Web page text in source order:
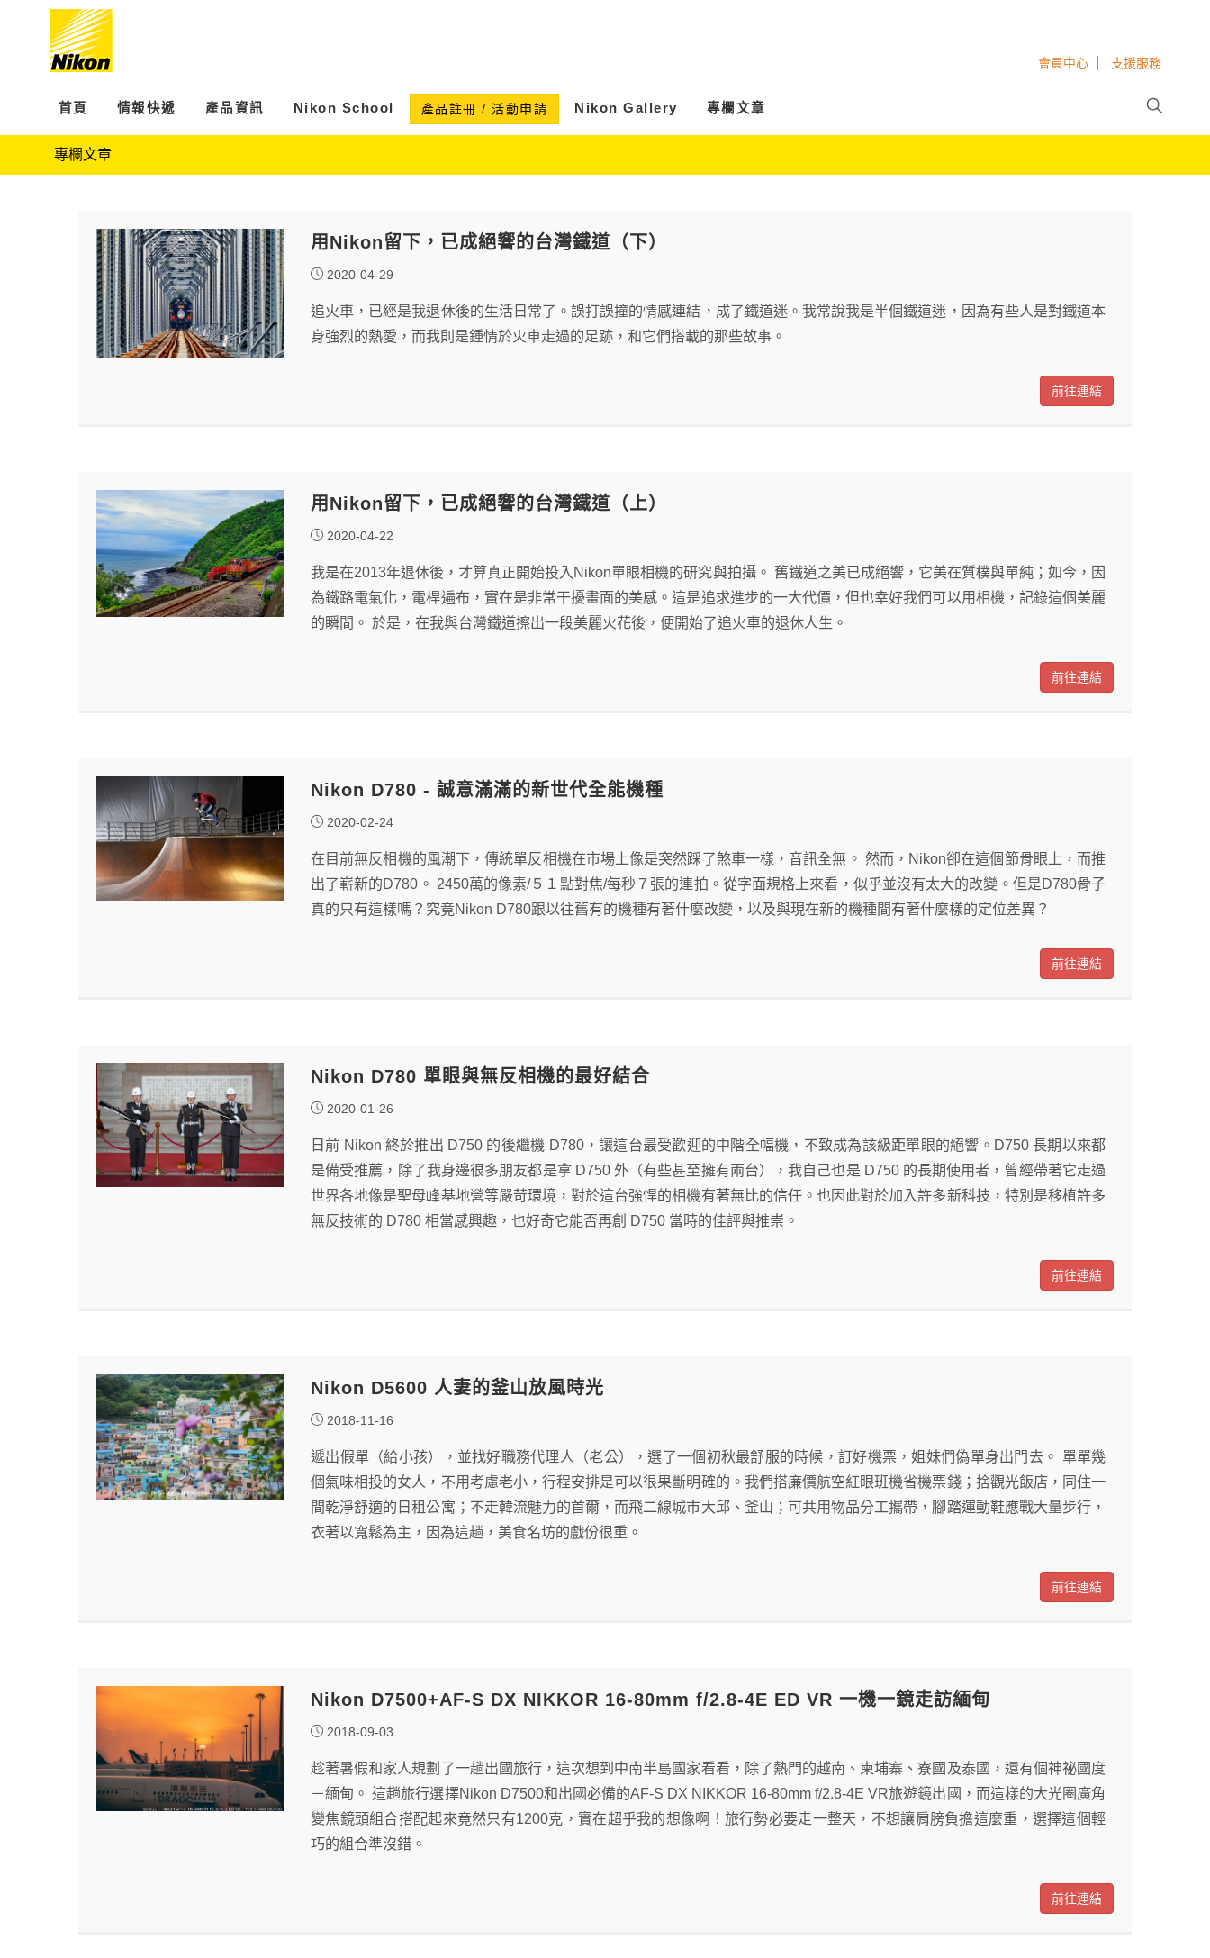
會員中心 支援服務
首頁 情報快遞 產品資訊 Nikon School 產品註冊 / 活動申請 Nikon Gallery 專欄文章
專欄文章
用Nikon留下，已成絕響的台灣鐵道（下）
2020-04-29
追火車，已經是我退休後的生活日常了。誤打誤撞的情感連結，成了鐵道迷。我常說我是半個鐵道迷，因為有些人是對鐵道本
身強烈的熱愛，而我則是鍾情於火車走過的足跡，和它們搭載的那些故事。
前往連結
用Nikon留下，已成絕響的台灣鐵道（上）
2020-04-22
我是在2013年退休後，才算真正開始投入Nikon單眼相機的研究與拍攝。 舊鐵道之美已成絕響，它美在質樸與單純；如今，因
為鐵路電氣化，電桿遍布，實在是非常干擾畫面的美感。這是追求進步的一大代價，但也幸好我們可以用相機，記錄這個美麗
的瞬間。 於是，在我與台灣鐵道擦出一段美麗火花後，便開始了追火車的退休人生。
前往連結
Nikon D780 - 誠意滿滿的新世代全能機種
2020-02-24
在目前無反相機的風潮下，傳統單反相機在市場上像是突然踩了煞車一樣，音訊全無。 然而，Nikon卻在這個節骨眼上，而推
出了嶄新的D780。 2450萬的像素/５１點對焦/每秒７張的連拍。從字面規格上來看，似乎並沒有太大的改變。但是D780骨子
真的只有這樣嗎？究竟Nikon D780跟以往舊有的機種有著什麼改變，以及與現在新的機種間有著什麼樣的定位差異？
前往連結
Nikon D780 單眼與無反相機的最好結合
2020-01-26
日前 Nikon 終於推出 D750 的後繼機 D780，讓這台最受歡迎的中階全幅機，不致成為該級距單眼的絕響。D750 長期以來都
是備受推薦，除了我身邊很多朋友都是拿 D750 外（有些甚至擁有兩台），我自己也是 D750 的長期使用者，曾經帶著它走過
世界各地像是聖母峰基地營等嚴苛環境，對於這台強悍的相機有著無比的信任。也因此對於加入許多新科技，特別是移植許多
無反技術的 D780 相當感興趣，也好奇它能否再創 D750 當時的佳評與推崇。
前往連結
Nikon D5600 人妻的釜山放風時光
2018-11-16
遞出假單（給小孩），並找好職務代理人（老公），選了一個初秋最舒服的時候，訂好機票，姐妹們偽單身出門去。 單單幾
個氣味相投的女人，不用考慮老小，行程安排是可以很果斷明確的。我們搭廉價航空紅眼班機省機票錢；捨觀光飯店，同住一
間乾淨舒適的日租公寓；不走韓流魅力的首爾，而飛二線城市大邱、釜山；可共用物品分工攜帶，腳踏運動鞋應戰大量步行，
衣著以寬鬆為主，因為這趟，美食名坊的戲份很重。
前往連結
Nikon D7500+AF-S DX NIKKOR 16-80mm f/2.8-4E ED VR 一機一鏡走訪緬甸
2018-09-03
趁著暑假和家人規劃了一趟出國旅行，這次想到中南半島國家看看，除了熱門的越南、柬埔寨、寮國及泰國，還有個神祕國度
－緬甸。 這趟旅行選擇Nikon D7500和出國必備的AF-S DX NIKKOR 16-80mm f/2.8-4E VR旅遊鏡出國，而這樣的大光圈廣角
變焦鏡頭組合搭配起來竟然只有1200克，實在超乎我的想像啊！旅行勢必要走一整天，不想讓肩膀負擔這麼重，選擇這個輕
巧的組合準沒錯。
前往連結